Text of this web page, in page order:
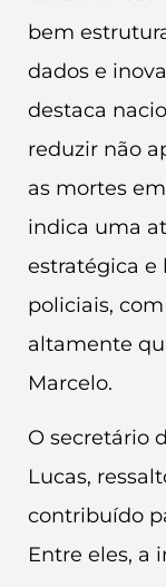
bem
dados e
destaca
reduzir não
as mortes
indica uma
estratégica e
policiais,
altamente
Marcelo.
O secretário
Lucas,
contribuído
Entre eles, a